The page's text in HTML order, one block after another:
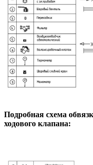
Подробная схема
ходового клапана: